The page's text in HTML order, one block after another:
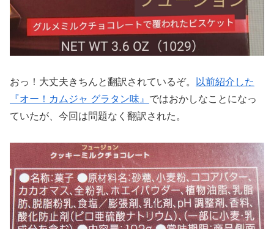
おっ！大丈夫きちんと翻訳されているぞ。
以前紹介した
『オー！カムジャ グラタン味』 ではおかしなことになっ
ていたが、今回は問題なく翻訳された。